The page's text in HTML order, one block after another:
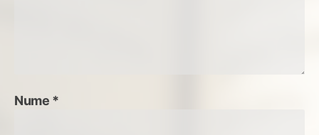
Nume *